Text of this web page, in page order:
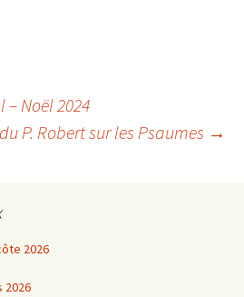
Noël 2024
P. Robert sur les Psaumes →
2026
2026